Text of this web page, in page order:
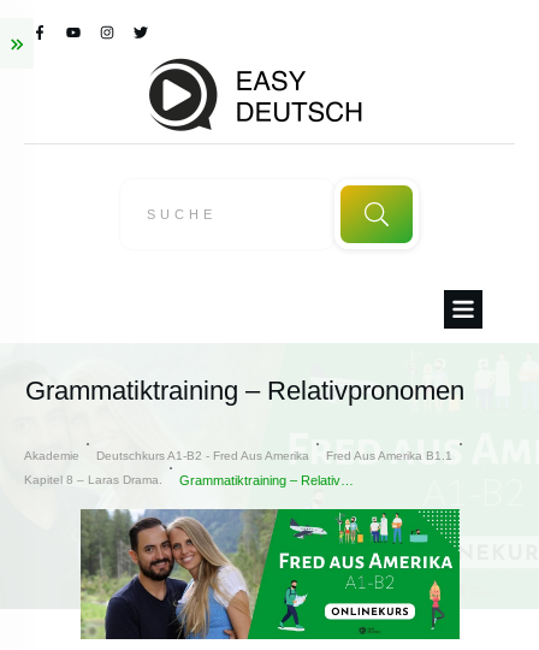
Grammatiktraining – Relativpronomen
Akademie Deutschkurs A1-B2 - Fred Aus Amerika
Fred Aus Amerika B1.1
Kapitel 8 – Laras Drama.